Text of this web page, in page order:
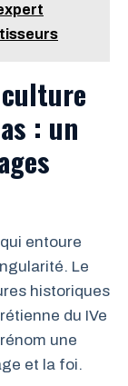
: un
entoure
Le
historiques
du IVe
une
et la foi.